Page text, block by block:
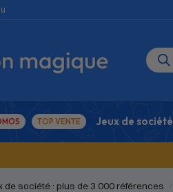
TOP VENTE Jeux de société
de société : plus de 3 000 références